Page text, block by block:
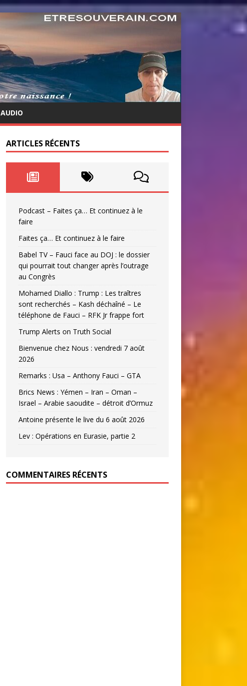
AUDIO
ARTICLES RÉCENTS
Podcast – Faites ça… Et continuez à le
faire
Faites ça… Et continuez à le faire
Babel TV – Fauci face au DOJ : le dossier
qui pourrait tout changer après l’outrage
au Congrès
Mohamed Diallo : Trump : Les traîtres
sont recherchés – Kash déchaîné – Le
téléphone de Fauci – RFK Jr frappe fort
Trump Alerts on Truth Social
Bienvenue chez Nous : vendredi 7 août
2026
Remarks : Usa – Anthony Fauci – GTA
Brics News : Yémen – Iran – Oman –
Israel – Arabie saoudite – détroit d’Ormuz
Antoine présente le live du 6 août 2026
Lev : Opérations en Eurasie, partie 2
COMMENTAIRES RÉCENTS